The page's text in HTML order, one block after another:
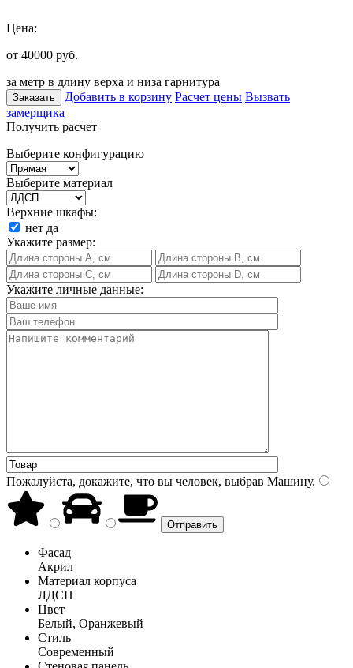
Цена:
от 40000 руб.
за метр в длину верха и низа гарнитура
Заказать Добавить в корзину Расчет цены Вызвать
замерщика
Получить расчет
Выберите конфигурацию
Выберите материал
Верхние шкафы:
нет да
Укажите размер:
Укажите личные данные:
Пожалуйста, докажите, что вы человек, выбрав Машину.
Фасад
Акрил
Материал корпуса
ЛДСП
Цвет
Белый, Оранжевый
Стиль
Современный